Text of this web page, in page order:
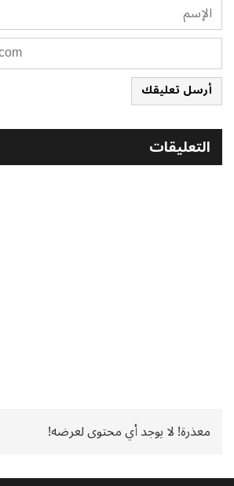
أرسل تعليقك
التعليقات
معذرة! لا يوجد أي محتوى لعرضه!